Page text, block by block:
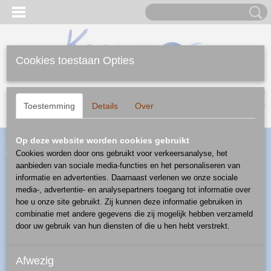
Inloggen Registreren
(0)
Home >Webshop> Diversen >ringen > ring verstelbaar - patroon
blauwcirkel
Cookies toestaan Opties
Toestemming Details Over
Op deze website worden cookies gebruikt
Cookies worden door ons gebruikt voor verkeersanalyse, het
aanbieden van sociale media-functies en het personaliseren van
informatie en advertenties. Daarnaast verlenen we onze sociale
media-, advertentie- en analysepartners toegang tot informatie over
hoe u onze site gebruikt. Zij kunnen deze informatie gebruiken in
combinatie met andere gegevens die zij mogelijk hebben verzameld
door uw gebruik van hun diensten of die u hen hebt verstrekt.
Afwezig